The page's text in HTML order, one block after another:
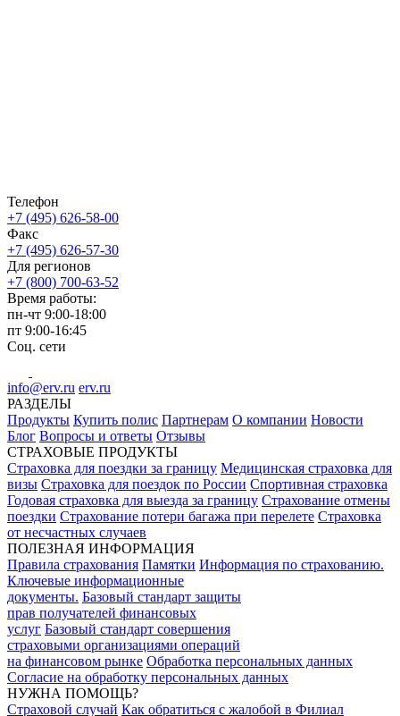
Телефон
+7 (495) 626-58-00
Факс
+7 (495) 626-57-30
Для регионов
+7 (800) 700-63-52
Время работы:
пн-чт 9:00-18:00
пт 9:00-16:45
Соц. сети
info@erv.ru erv.ru
РАЗДЕЛЫ
Продукты Купить полис Партнерам О компании Новости
Блог Вопросы и ответы Отзывы
СТРАХОВЫЕ ПРОДУКТЫ
Страховка для поездки за границу Медицинская страховка для
визы Страховка для поездок по России Спортивная страховка
Годовая страховка для выезда за границу Страхование отмены
поездки Страхование потери багажа при перелете Страховка
от несчастных случаев
ПОЛЕЗНАЯ ИНФОРМАЦИЯ
Правила страхования Памятки Информация по страхованию.
Ключевые информационные
документы. Базовый стандарт защиты
прав получателей финансовых
услуг Базовый стандарт совершения
страховыми организациями операций
на финансовом рынке Обработка персональных данных
Согласие на обработку персональных данных
НУЖНА ПОМОЩЬ?
Страховой случай Как обратиться с жалобой в Филиал